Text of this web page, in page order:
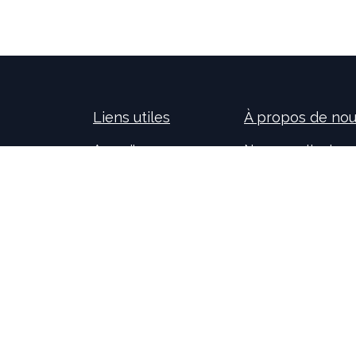
Liens utiles
Accueil
À propos de
Nos consultants